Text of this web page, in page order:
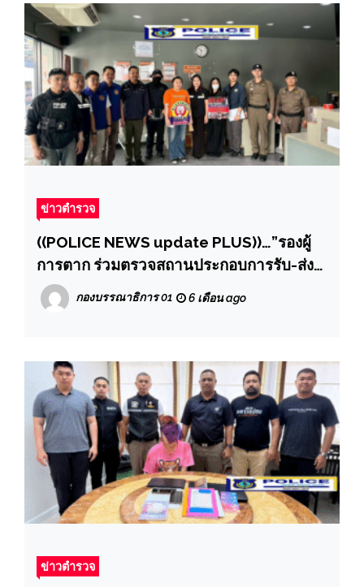
ข่าวตำรวจ
((POLICE NEWS update PLUS))…”รองผู้
การตาก ร่วมตรวจสถานประกอบการรับ-ส่ง
พัสดุ โลจิสติกส์ เพื่อป้องกันปราบปรามยาเสพ
ติดและสิ่งของผิดกฎหมาย ในพื้นที่ อ.เมืองตาก
กองบรรณาธิการ 01 6 เดือน ago
ข่าวตำรวจ